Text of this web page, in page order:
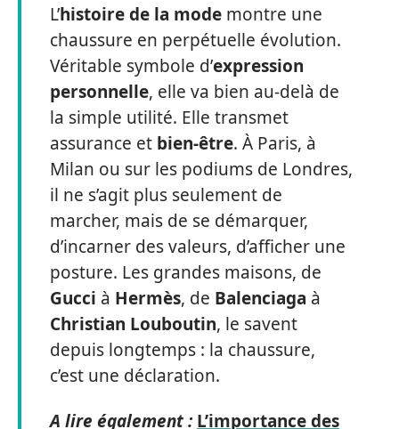
L’histoire de la mode montre une
chaussure en perpétuelle évolution.
Véritable symbole d’expression
personnelle, elle va bien au-delà de
la simple utilité. Elle transmet
assurance et bien-être. À Paris, à
Milan ou sur les podiums de Londres,
il ne s’agit plus seulement de
marcher, mais de se démarquer,
d’incarner des valeurs, d’afficher une
posture. Les grandes maisons, de
Gucci à Hermès, de Balenciaga à
Christian Louboutin, le savent
depuis longtemps : la chaussure,
c’est une déclaration.
A lire également : L’importance des